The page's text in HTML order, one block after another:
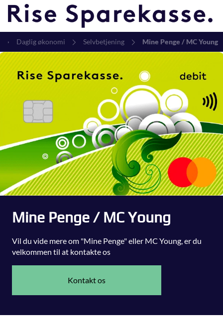
Daglig økonomi Selvbetjening Mine Penge / MC Young
Mine Penge / MC Young
Vil du vide mere om "Mine Penge" eller MC Young, er du
velkommen til at kontakte os
Kontakt os